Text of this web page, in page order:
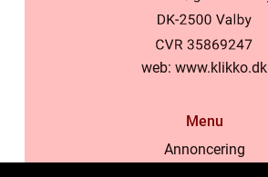
web: www.klikko.dk
Menu
Annoncering